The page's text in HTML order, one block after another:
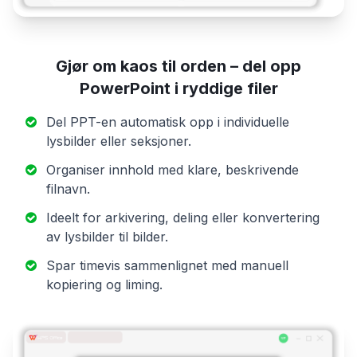
Gjør om kaos til orden – del opp
PowerPoint i ryddige filer
Del PPT-en automatisk opp i individuelle
lysbilder eller seksjoner.
Organiser innhold med klare, beskrivende
filnavn.
Ideelt for arkivering, deling eller konvertering
av lysbilder til bilder.
Spar timevis sammenlignet med manuell
kopiering og liming.